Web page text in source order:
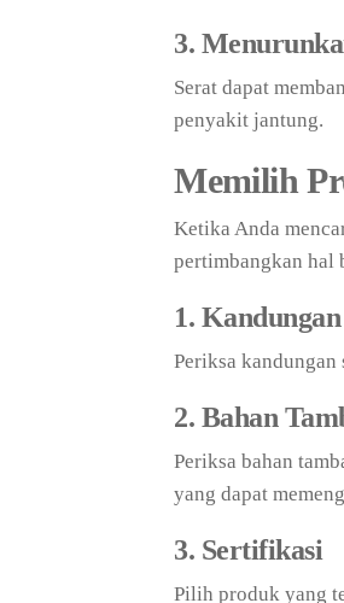
3.
Serat dapat
penyakit jantung.
Memilih
Ketika Anda
pertimbangkan hal
1.
Periksa
2. Bahan
Periksa bahan
yang dapat
3. Sertifikasi
Pilih produk yang